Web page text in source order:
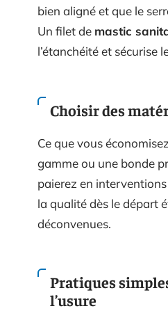
bien aligné et que le
Un filet de mastic
l’étanchéité et sécurise
Choisir des
Ce que vous
gamme ou une bonde
paierez en
la qualité dès le départ
déconvenues.
Pratiques
l’usure